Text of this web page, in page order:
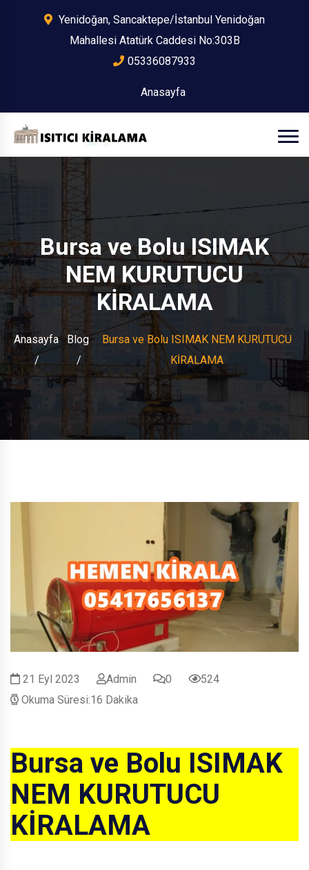
Yenidoğan, Sancaktepe/İstanbul Yenidoğan
Mahallesi Atatürk Caddesi No:303B
05336087933
Anasayfa
Bursa ve Bolu ISIMAK
NEM KURUTUCU
KİRALAMA
Anasayfa Blog
Bursa ve Bolu ISIMAK NEM KURUTUCU
KİRALAMA
21 Eyl 2023 Admin 0
524
Okuma Süresi:16 Dakika
Bursa ve Bolu ISIMAK
NEM KURUTUCU
KİRALAMA